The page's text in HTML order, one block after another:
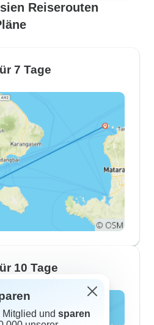
Reiserouten
7 Tage
10 Tage
und sparen